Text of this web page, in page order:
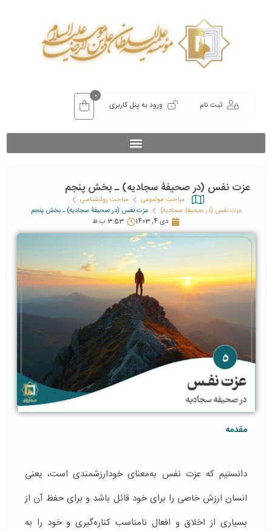
ثبت نام ورود به پنل کاربری
0
عزت نفس (در صحیفۀ سجادیه) ـ بخش پنجم
مباحث موضوعی
مباحث روانشناسی
عزت نفس (در صحیفۀ سجادیه)
عزت نفس (در صحیفۀ سجادیه) ـ بخش پنجم
دی 4, 1403
3:53 ب.ظ
مقدمه
دانستیم که عزت نفس به‌معنای خودارزشمندی است، یعنی
انسان ارزش خاصی را برای خود قائل باشد و برای حفظ آن از
بسیاری از اخلاق و افعال نامناسب کناره‌گیری و خود را به